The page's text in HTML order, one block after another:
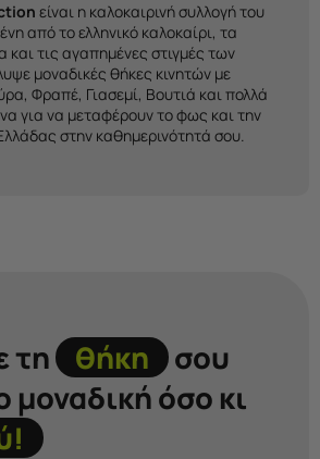
είναι η καλοκαιρινή συλλογή του
από το ελληνικό καλοκαίρι, τα
και τις αγαπημένες στιγμές των
μοναδικές θήκες κινητών με
Φραπέ, Γιασεμί, Βουτιά και πολλά
για να μεταφέρουν το φως και την
στην καθημερινότητά σου.
τη θήκη
σου
μοναδική όσο κι